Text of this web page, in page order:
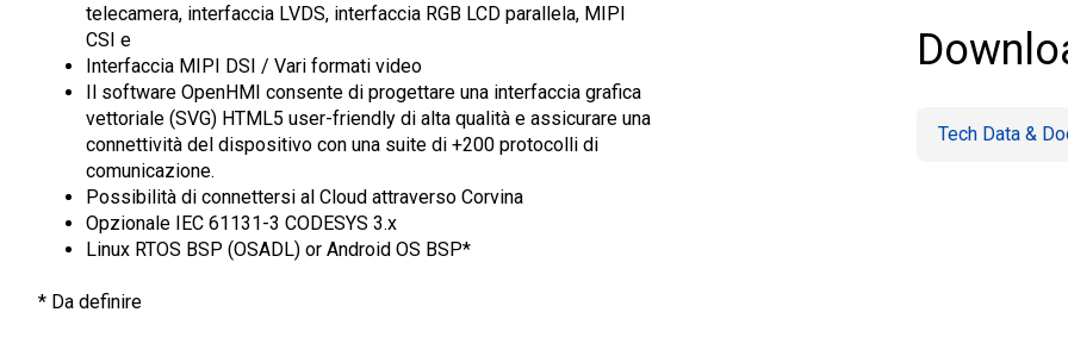
telecamera, interfaccia LVDS, interfaccia RGB LCD parallela, MIPI
CSI e
Interfaccia MIPI DSI / Vari formati video
Il software OpenHMI consente di progettare una interfaccia grafica
vettoriale (SVG) HTML5 user-friendly di alta qualità e assicurare una
connettività del dispositivo con una suite di +200 protocolli di
comunicazione.
Possibilità di connettersi al Cloud attraverso Corvina
Opzionale IEC 61131-3 CODESYS 3.x
Linux RTOS BSP (OSADL) or Android OS BSP*
* Da definire
Tech Data &